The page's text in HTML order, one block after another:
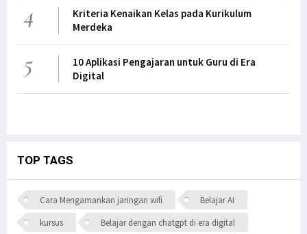
4
Kriteria Kenaikan Kelas pada Kurikulum
Merdeka
5
10 Aplikasi Pengajaran untuk Guru di Era
Digital
TOP TAGS
Cara Mengamankan jaringan wifi
Belajar AI
kursus
Belajar dengan chatgpt di era digital